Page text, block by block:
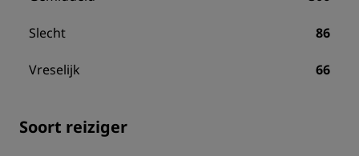
Slecht 86
Vreselijk 66
Soort reiziger